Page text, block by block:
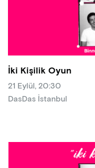
İki Kişilik Oyun
21 Eylül, 20:30
DasDas İstanbul